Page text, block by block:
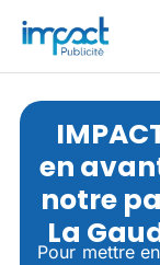
en
notre
La
Pour mettre